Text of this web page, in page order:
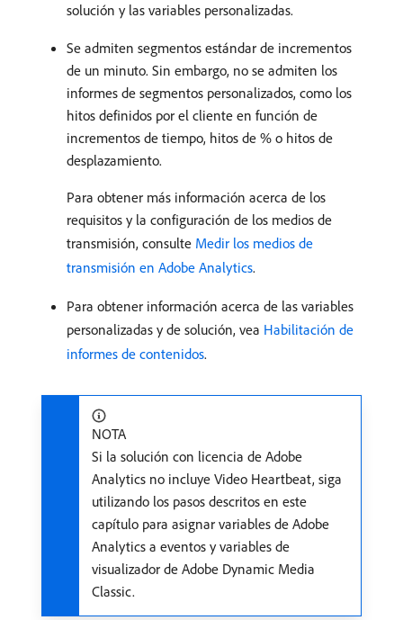
solución y las variables personalizadas.
Se admiten segmentos estándar de incrementos
de un minuto. Sin embargo, no se admiten los
informes de segmentos personalizados, como los
hitos definidos por el cliente en función de
incrementos de tiempo, hitos de % o hitos de
desplazamiento.
Para obtener más información acerca de los
requisitos y la configuración de los medios de
transmisión, consulte Medir los medios de
transmisión en Adobe Analytics.
Para obtener información acerca de las variables
personalizadas y de solución, vea Habilitación de
informes de contenidos.
NOTA
Si la solución con licencia de Adobe
Analytics no incluye Video Heartbeat, siga
utilizando los pasos descritos en este
capítulo para asignar variables de Adobe
Analytics a eventos y variables de
visualizador de Adobe Dynamic Media
Classic.